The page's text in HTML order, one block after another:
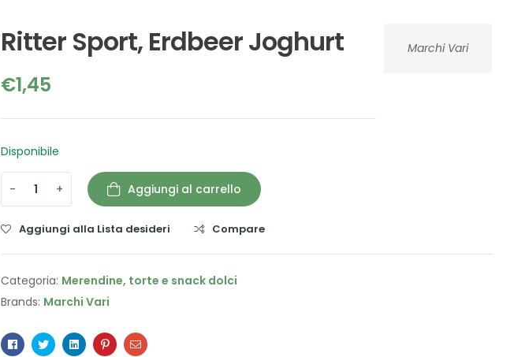
Marchi Vari
Ritter Sport, Erdbeer Joghurt
€1,45
Disponibile
- + Aggiungi al carrello
Aggiungi alla Lista desideri Compare
Categoria: Merendine, torte e snack dolci
Brands: Marchi Vari
Facebook
TwitterLinkedinPinterestEmail